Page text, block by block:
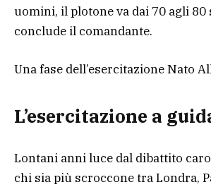
uomini, il plotone va dai 70 agli 80
conclude il comandante.
Una fase dell’esercitazione Nato
L’esercitazione a
Lontani anni luce dal dibattito
chi sia più scroccone tra Londra,